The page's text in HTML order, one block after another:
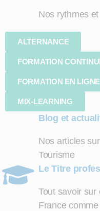
Nos rythmes
ALTERNANCE
FORMATION
FORMATION EN LIGNE
MIX-LEARNING
Blog et
Nos articles
Tourisme
Le Titre
Tout savoir sur
France